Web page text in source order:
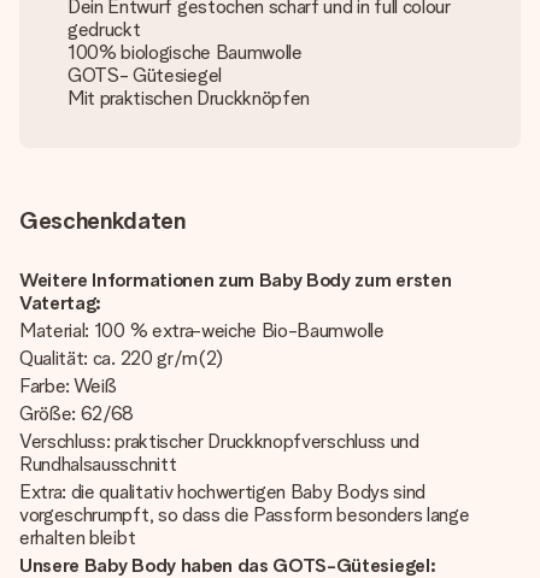
Dein Entwurf gestochen scharf und in full colour
gedruckt
100% biologische Baumwolle
GOTS- Gütesiegel
Mit praktischen Druckknöpfen
Geschenkdaten
Weitere Informationen zum Baby Body zum ersten
Vatertag:
Material: 100 % extra-weiche Bio-Baumwolle
Qualität: ca. 220 gr/m(2)
Farbe: Weiß
Größe: 62/68
Verschluss: praktischer Druckknopfverschluss und
Rundhalsausschnitt
Extra: die qualitativ hochwertigen Baby Bodys sind
vorgeschrumpft, so dass die Passform besonders lange
erhalten bleibt
Unsere Baby Body haben das GOTS-Gütesiegel: